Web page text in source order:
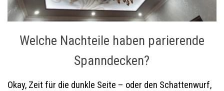
Welche Nachteile haben parierende
Spanndecken?
Okay, Zeit für die dunkle Seite – oder den Schattenwurf,